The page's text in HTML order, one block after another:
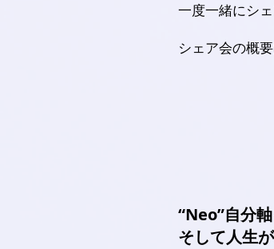
一度一緒にシ
シェア会の概
“Neo”自分軸
そして人生